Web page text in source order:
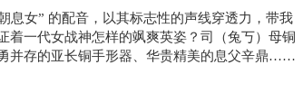
息女” 的配音，以其标志性的声线穿透力，带我
一代女战神怎样的飒爽英姿？司（兔丂）母铜
并存的亚长铜手形器、华贵精美的息父辛鼎……